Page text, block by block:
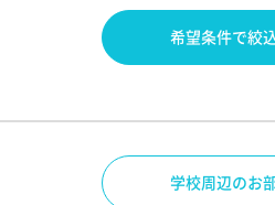
希望条件で絞
学校周辺のお